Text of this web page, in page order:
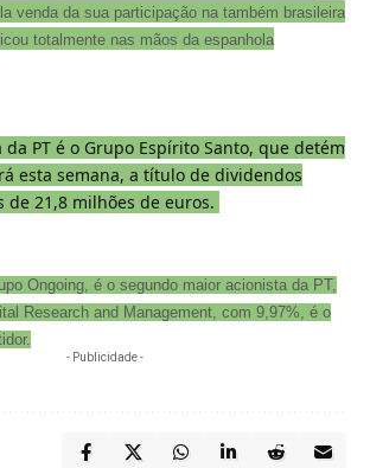
venda da sua participação na também brasileira
totalmente nas mãos da espanhola
PT é o Grupo Espírito Santo, que detém
esta semana, a título de dividendos
de 21,8 milhões de euros.
Ongoing, é o segundo maior acionista da PT,
Research and Management, com 9,97%, é o
- Publicidade -